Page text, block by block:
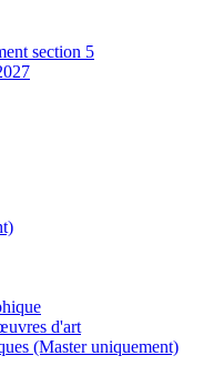
section 5
d'art
(Master uniquement)